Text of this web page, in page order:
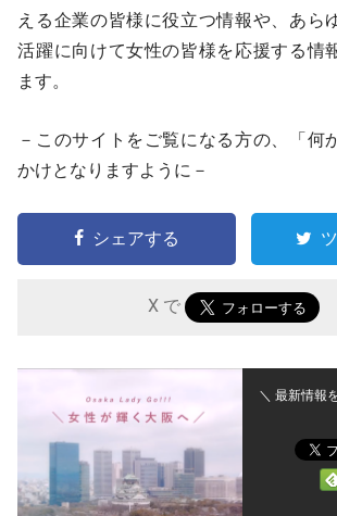
える企業の皆様に役立つ情報や、あら
活躍に向けて女性の皆様を応援する情
ます。
－このサイトをご覧になる方の、「何
かけとなりますように－
シェアする
X で
＼ 最新情報